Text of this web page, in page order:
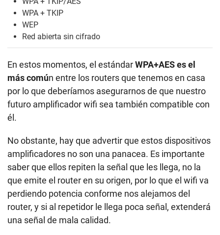
WPA + TKIP
WEP
Red abierta sin cifrado
En estos momentos, el estándarWPA+AES es el
más común entre los routers que tenemos en casa
por lo que deberíamos asegurarnos de que nuestro
futuro amplificador wifi sea también compatible con
él.
No obstante, hay que advertir que estos dispositivos
amplificadores no son una panacea. Es importante
saber que ellos repiten la señal que les llega, no la
que emite el router en su origen, por lo que el wifi va
perdiendo potencia conforme nos alejamos del
router, y si al repetidor le llega poca señal, extenderá
una señal de mala calidad.